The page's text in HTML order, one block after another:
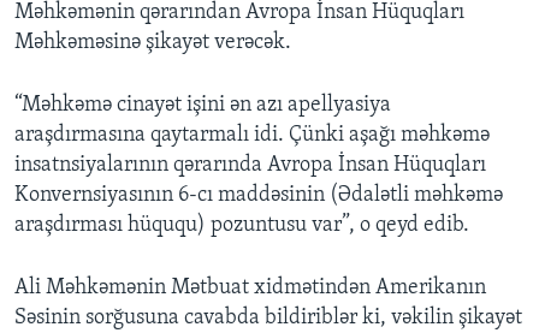
Məhkəmənin qərarından Avropa İnsan Hüquqları
Məhkəməsinə şikayət verəcək.
“Məhkəmə cinayət işini ən azı apellyasiya
araşdırmasına qaytarmalı idi. Çünki aşağı məhkəmə
insatnsiyalarının qərarında Avropa İnsan Hüquqları
Konvernsiyasının 6-cı maddəsinin (Ədalətli məhkəmə
araşdırması hüququ) pozuntusu var”, o qeyd edib.
Ali Məhkəmənin Mətbuat xidmətindən Amerikanın
Səsinin sorğusuna cavabda bildiriblər ki, vəkilin şikayət